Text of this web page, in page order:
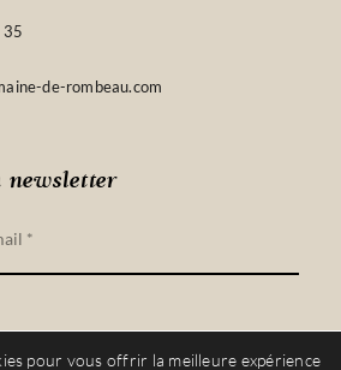
newsletter
de-rombeau.com
pour vous offrir la meilleure expérience